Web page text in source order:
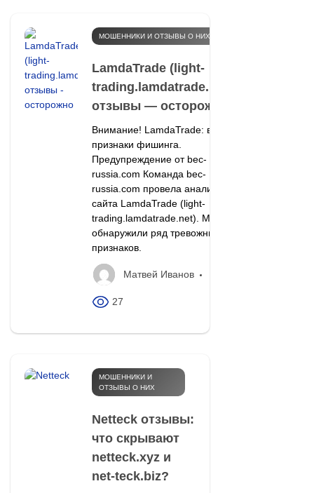
МОШЕННИКИ И ОТЗЫВЫ О НИХ
LamdaTrade (light-
trading.lamdatrade.net)
отзывы — осторожно
Внимание! LamdaTrade: все
признаки фишинга.
Предупреждение от bec-
russia.com Команда bec-
russia.com провела анализ
сайта LamdaTrade (light-
trading.lamdatrade.net). Мы
обнаружили ряд тревожных
признаков.
Матвей Иванов
27
МОШЕННИКИ И
ОТЗЫВЫ О НИХ
Netteck отзывы:
что скрывают
netteck.xyz и
net-teck.biz?